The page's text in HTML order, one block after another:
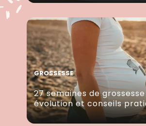
GROSSESSE
27 semaines de
évolution et conseils